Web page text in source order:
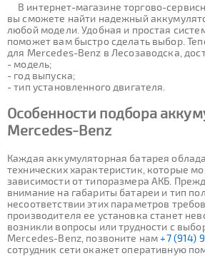
В интернет-магазине торгово-
вы сможете найти надежный
любой модели. Удобная и простая
поможет вам быстро сделать выбор.
для Mercedes-Benz в Лесозаводска,
- модель;
- год выпуска;
- тип установленного двигателя.
Особенности подбора
Mercedes-Benz
Каждая аккумуляторная батарея
технических характеристик, которые
зависимости от типоразмера АКБ.
внимание на габариты батареи и тип
несоответствии этих параметров
производителя ее установка станет
возникли вопросы или трудности с
Mercedes-Benz, позвоните нам+7 (914)
сотрудник сети окажет оперативную